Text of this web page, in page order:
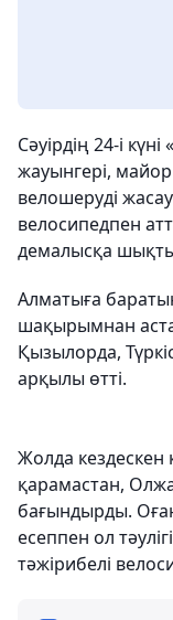
Сәуірдің 24-і
жауынгері,
велошеруді
велосипедпен
демалысқа
Алматыға
шақырымнан
Қызылорда,
арқылы өтті.
Жолда
қарамастан,
бағындырды.
есеппен ол
тәжірибелі